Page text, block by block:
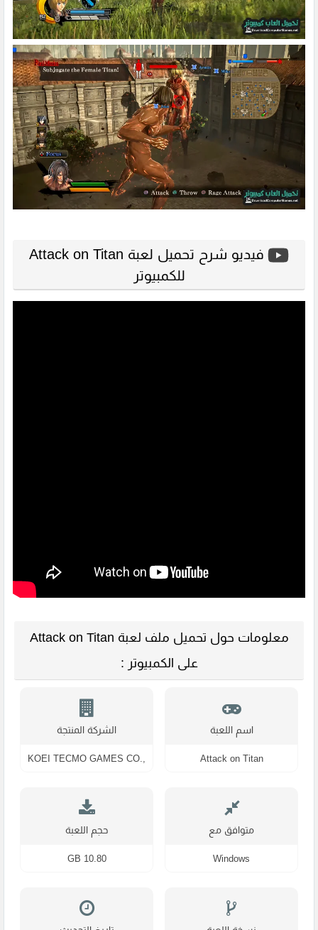
فيديو شرح تحميل لعبة Attack on Titan
للكمبيوتر
معلومات حول تحميل ملف لعبة Attack on Titan
على الكمبيوتر :
اسم اللعبة
Attack on Titan
الشركة المنتجة
KOEI TECMO GAMES CO.,
متوافق مع
Windows
حجم اللعبة
10.80 GB